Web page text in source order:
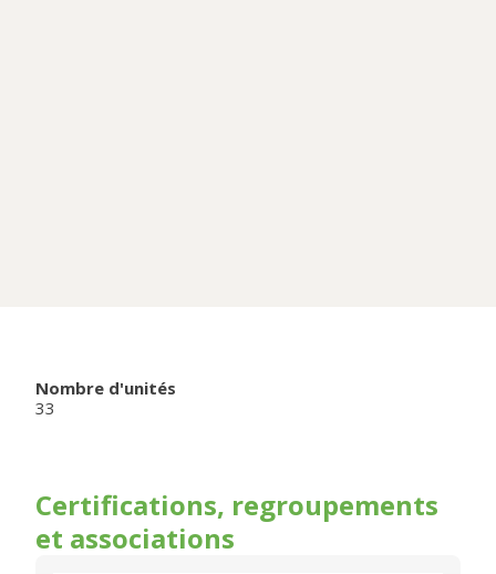
Nombre d'unités
33
Certifications, regroupements
et associations